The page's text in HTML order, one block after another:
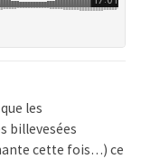
les
billevesées
cette fois…) ce